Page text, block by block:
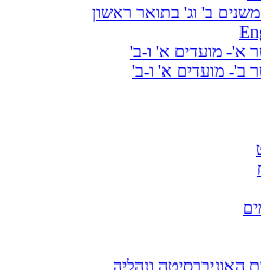
ב' וג' בתואר ראשון
א'- מועדים א' ו-ב'
ב'- מועדים א' ו-ב'
האוניברסיטה ונהליה